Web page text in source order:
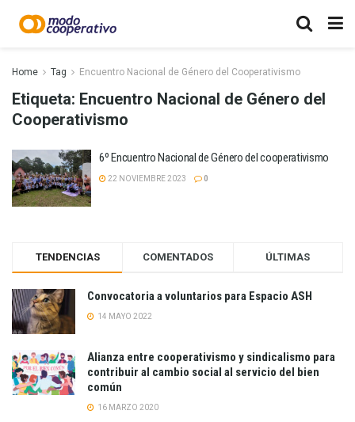
Home Tag Encuentro Nacional de Género del Cooperativismo
Etiqueta: Encuentro Nacional de Género del
Cooperativismo
6º Encuentro Nacional de Género del cooperativismo
22 NOVIEMBRE 2023 0
TENDENCIAS COMENTADOS ÚLTIMAS
Convocatoria a voluntarios para Espacio ASH
14 MAYO 2022
Alianza entre cooperativismo y sindicalismo para
contribuir al cambio social al servicio del bien
común
16 MARZO 2020